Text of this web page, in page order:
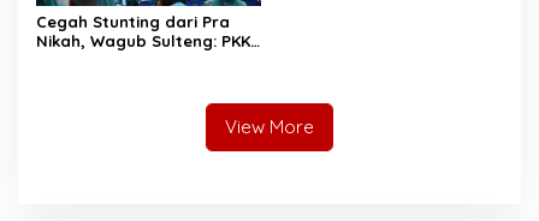
Cegah Stunting dari Pra
Nikah, Wagub Sulteng: PKK
View More